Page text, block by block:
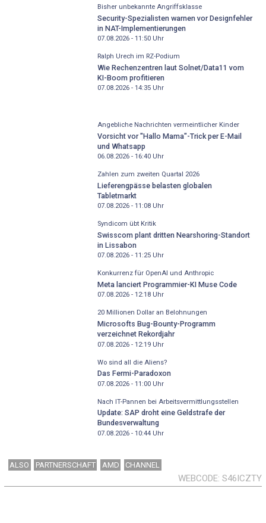
Bisher unbekannte Angriffsklasse
Security-Spezialisten warnen vor Designfehler
in NAT-Implementierungen
07.08.2026 - 11:50Uhr
Ralph Urech im RZ-Podium
Wie Rechenzentren laut Solnet/Data11 vom
KI-Boom profitieren
07.08.2026 - 14:35Uhr
Angebliche Nachrichten vermeintlicher Kinder
Vorsicht vor "Hallo Mama"-Trick per E-Mail
und Whatsapp
06.08.2026 - 16:40Uhr
Zahlen zum zweiten Quartal 2026
Lieferengpässe belasten globalen
Tabletmarkt
07.08.2026 - 11:08Uhr
Syndicom übt Kritik
Swisscom plant dritten Nearshoring-Standort
in Lissabon
07.08.2026 - 11:25Uhr
Konkurrenz für OpenAI und Anthropic
Meta lanciert Programmier-KI Muse Code
07.08.2026 - 12:18Uhr
20 Millionen Dollar an Belohnungen
Microsofts Bug-Bounty-Programm
verzeichnet Rekordjahr
07.08.2026 - 12:19Uhr
Wo sind all die Aliens?
Das Fermi-Paradoxon
07.08.2026 - 11:00Uhr
Nach IT-Pannen bei Arbeitsvermittlungsstellen
Update: SAP droht eine Geldstrafe der
Bundesverwaltung
07.08.2026 - 10:44Uhr
ALSO PARTNERSCHAFT AMD CHANNEL
WEBCODE S46ICZTY